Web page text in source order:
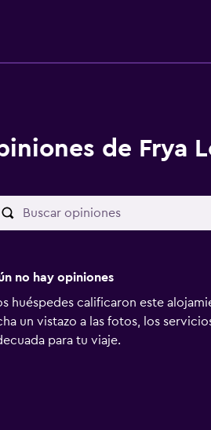
de Frya
no hay opiniones
huéspedes calificaron este
un vistazo a las fotos, los
para tu viaje.